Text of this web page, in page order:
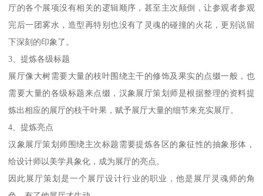
提炼展厅主题
展厅都需要一个核心的灵魂主题，这个主题也将成为企业的核心文
化理念，或之前是，当然该主题一定要有他与企业的联系、真正具